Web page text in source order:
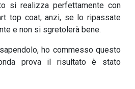
si realizza perfettamente con
top coat, anzi, se lo ripassate
e non si sgretolerà bene.
ho commesso questo
prova il risultato è stato